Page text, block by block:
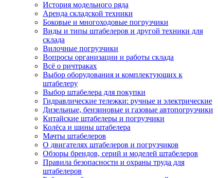
История модельного ряда
Аренда складской техники
Боковые и многоходовые погрузчики
Виды и типы штабелеров и другой техники для
склада
Вилочные погрузчики
Вопросы организации и работы склада
Всё о ричтраках
Выбор оборудования и комплектующих к
штабелеру
Выбор штабелера для покупки
Гидравлические тележки: ручные и электрические
Дизельные, бензиновые и газовые автопогрузчики
Китайские штабелеры и погрузчики
Колёса и шины штабелера
Мачты штабелеров
О двигателях штабелеров и погрузчиков
Обзоры брендов, серий и моделей штабелеров
Правила безопасности и охраны труда для
штабелеров